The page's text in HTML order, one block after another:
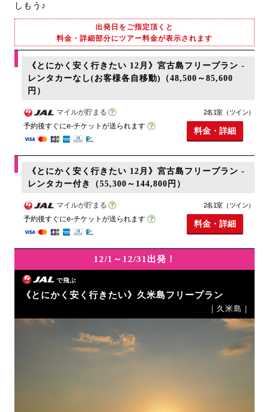
しもう♪
出発日をご指定頂くと
料金・詳細部分にツアー料金が表示されます
《とにかく安く行きたい 12月》宮古島フリープラン -
レンタカーなし(お客様各自移動)（48,500～85,600
円）
マイルが貯まる
予約後すぐにe-チケットが送られます
2名1室（ツイン）
料金・詳細
《とにかく安く行きたい 12月》宮古島フリープラン -
レンタカー付き（55,300～144,800円）
マイルが貯まる
予約後すぐにe-チケットが送られます
2名1室（ツイン）
料金・詳細
12/1～12/31出発！
で飛ぶ
《とにかく安く行きたい》久米島フリープラン
｜久米島｜